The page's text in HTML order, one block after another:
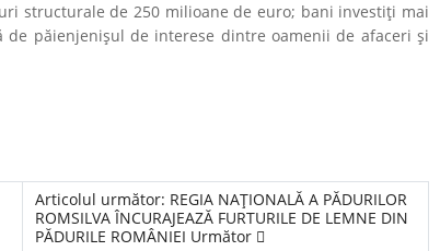
structurale de 250 milioane de euro; bani investiţi mai
păienjenişul de interese dintre oamenii de afaceri şi
Articolul următor: REGIA NAŢIONALĂ A PĂDURILOR
ROMSILVA ÎNCURAJEAZĂ FURTURILE DE LEMNE DIN
PĂDURILE ROMÂNIEI Următor